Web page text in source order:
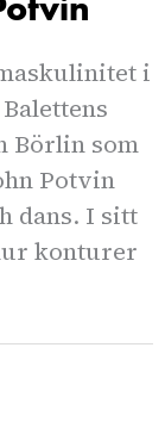
i
Börlin som
Potvin
dans. I sitt
konturer